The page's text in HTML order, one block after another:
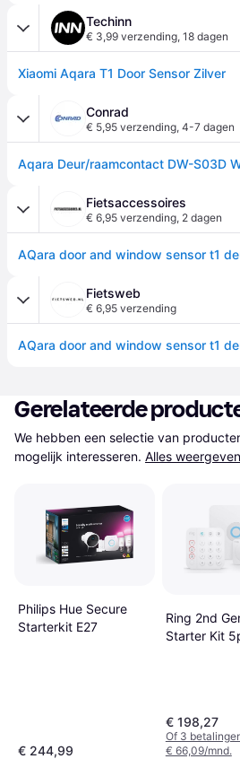
Techinn
€ 3,99 verzending, 18 dagen
Xiaomi Aqara T1 Door Sensor Zilver
Conrad
€ 5,95 verzending, 4-7 dagen
Aqara Deur/raamcontact DW-S03D
Fietsaccessoires
€ 6,95 verzending, 2 dagen
Fietsweb
€ 6,95 verzending
Gerelateerde
We hebben een selectie van
mogelijk interesseren. Alles weergeven
Philips Hue Secure
Starterkit E27
€ 244,99
Ring 2nd
Starter Kit
€ 198,27
Of 3
€ 66,09/mnd.